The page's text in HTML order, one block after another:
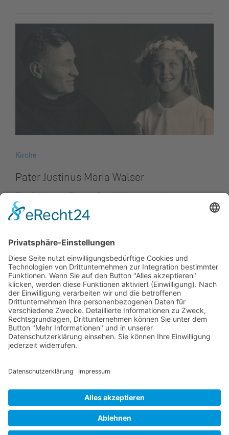
Kirche
Pater Justinus Maria Walser
Der Schaaner Bürger Otto Walser wurde am
29. Juli 1888 in Vaduz geboren. Seine Eltern
waren Ferdinand und Hildegard Walser,
besuchte Otto das Gymnasium in Feldkirch. Er
studierte Jura in Innsbruck und Wien. Mit 44
Jahren trat Otto in den Bettelorden der
Serviten ein.
Gemeinde Schaan
Landstrasse 19, 9494 Schaan
Impressum